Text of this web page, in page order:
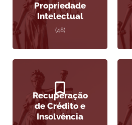
Propriedade
Intelectual
(48)
Recuperação
de Crédito e
Insolvência